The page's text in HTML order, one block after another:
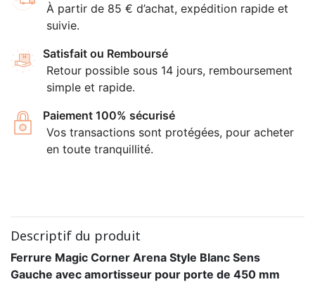
À partir de 85 € d’achat, expédition rapide et
suivie.
Satisfait ou Remboursé
Retour possible sous 14 jours, remboursement
simple et rapide.
Paiement 100% sécurisé
Vos transactions sont protégées, pour acheter
en toute tranquillité.
Descriptif du produit
Ferrure Magic Corner Arena Style Blanc Sens
Gauche avec amortisseur pour porte de 450 mm